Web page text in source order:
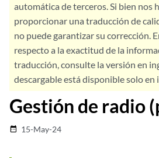
automática de terceros. Si bien nos
proporcionar una traducción de
no puede garantizar su corrección.
respecto a la exactitud de la
traducción, consulte la versión en
descargable está disponible solo en
Gestión de radio
date_range 15-May-24